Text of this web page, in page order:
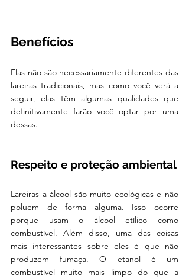
Benefícios
Elas não são necessariamente diferentes das
lareiras tradicionais, mas como você verá a
seguir, elas têm algumas qualidades que
definitivamente farão você optar por uma
dessas.
Respeito e proteção ambiental
Lareiras a álcool são muito ecológicas e não
poluem de forma alguma. Isso ocorre
porque usam o álcool etílico como
combustível. Além disso, uma das coisas
mais interessantes sobre eles é que não
produzem fumaça. O etanol é um
combustível muito mais limpo do que a